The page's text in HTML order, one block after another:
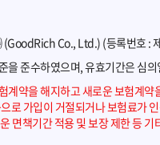
Co., Ltd.) (등록번호 :
준수하였으며, 유효기간은 심
약을 해지하고 새로운 보험계약
로 가입이 거절되거나 보험료가
면책기간 적용 및 보장 제한 등 기